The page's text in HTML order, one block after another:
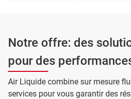
Notre offre: des
pour des
Air Liquide combine sur mesure
services pour vous garantir des